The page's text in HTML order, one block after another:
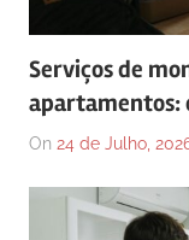
Serviços de
apartamentos:
On 24 de Julho,